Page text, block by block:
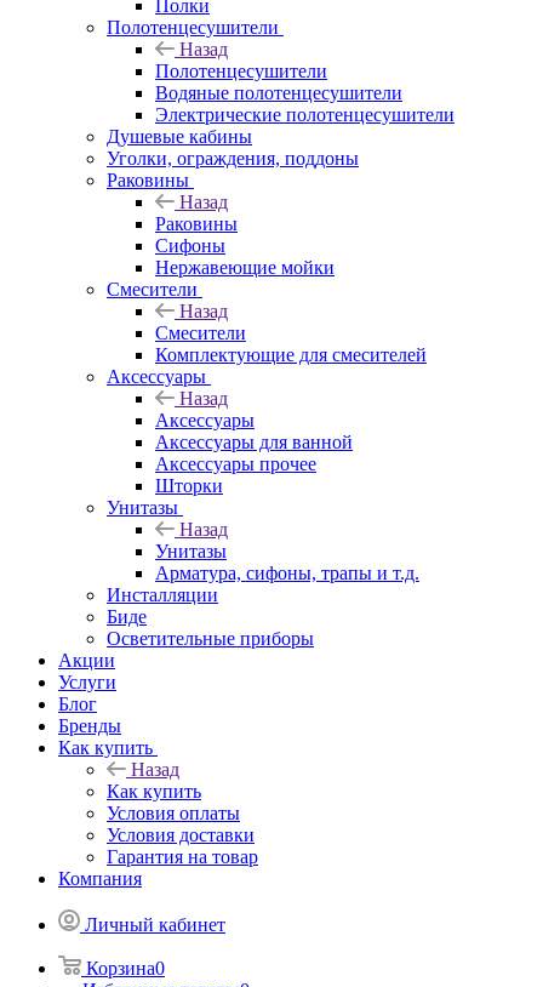
Полки
Полотенцесушители
Назад
Полотенцесушители
Водяные полотенцесушители
Электрические полотенцесушители
Душевые кабины
Уголки, ограждения, поддоны
Раковины
Назад
Раковины
Сифоны
Нержавеющие мойки
Смесители
Назад
Смесители
Комплектующие для смесителей
Аксессуары
Назад
Аксессуары
Аксессуары для ванной
Аксессуары прочее
Шторки
Унитазы
Назад
Унитазы
Арматура, сифоны, трапы и т.д.
Инсталляции
Биде
Осветительные приборы
Акции
Услуги
Блог
Бренды
Как купить
Назад
Как купить
Условия оплаты
Условия доставки
Гарантия на товар
Компания
Личный кабинет
Корзина0